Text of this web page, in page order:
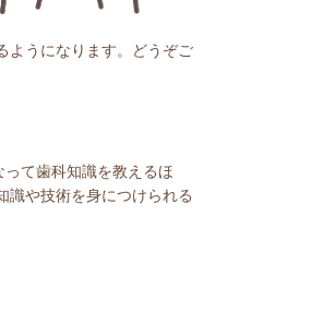
ようになります。どうぞご
て歯科知識を教えるほ
識や技術を身につけられる